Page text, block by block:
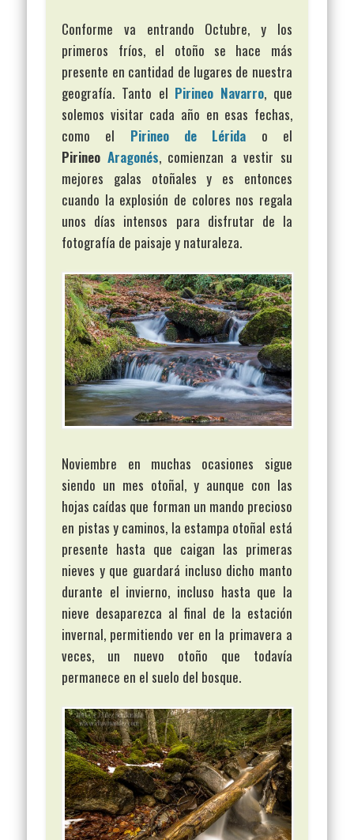
Conforme va entrando Octubre, y los
primeros fríos, el otoño se hace más
presente en cantidad de lugares de nuestra
geografía. Tanto el Pirineo Navarro, que
solemos visitar cada año en esas fechas,
como el Pirineo de Lérida o el
Pirineo Aragonés, comienzan a vestir su
mejores galas otoñales y es entonces
cuando la explosión de colores nos regala
unos días intensos para disfrutar de la
fotografía de paisaje y naturaleza.
Noviembre en muchas ocasiones sigue
siendo un mes otoñal, y aunque con las
hojas caídas que forman un mando precioso
en pistas y caminos, la estampa otoñal está
presente hasta que caigan las primeras
nieves y que guardará incluso dicho manto
durante el invierno, incluso hasta que la
nieve desaparezca al final de la estación
invernal, permitiendo ver en la primavera a
veces, un nuevo otoño que todavía
permanece en el suelo del bosque.